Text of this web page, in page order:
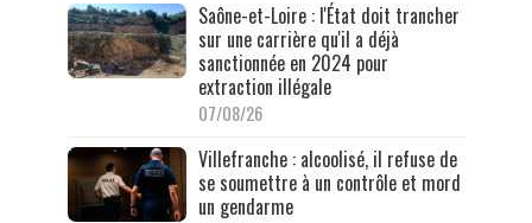
Saône-et-Loire : l'État doit trancher
sur une carrière qu'il a déjà
sanctionnée en 2024 pour
extraction illégale
07/08/26
Villefranche : alcoolisé, il refuse de
se soumettre à un contrôle et mord
un gendarme